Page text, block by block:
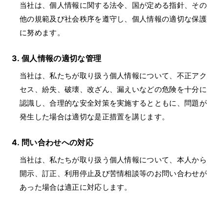
当社は、個人情報に関する法令、国が定める指針、その
他の規範及び社会秩序を遵守し、個人情報の適切な保護
に努めます。
個人情報の適切な管理
当社は、私たちが取り扱う個人情報について、不正アク
セス、紛失、破壊、改ざん、漏えいなどの危険を十分に
認識し、合理的な安全対策を実施するとともに、問題が
発生した場合は適切な是正措置を講じます。
問い合わせへの対応
当社は、私たちが取り扱う個人情報について、本人から
開示、訂正、利用停止及び苦情相談等のお問い合わせが
あった場合は適正に対応します。